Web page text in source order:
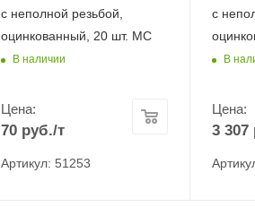
с неполной резьбой,
оцинкованный, 20 шт. МС
В наличии
Цена:
70руб./т
Артикул: 51253
с
В
Цена:
3 307